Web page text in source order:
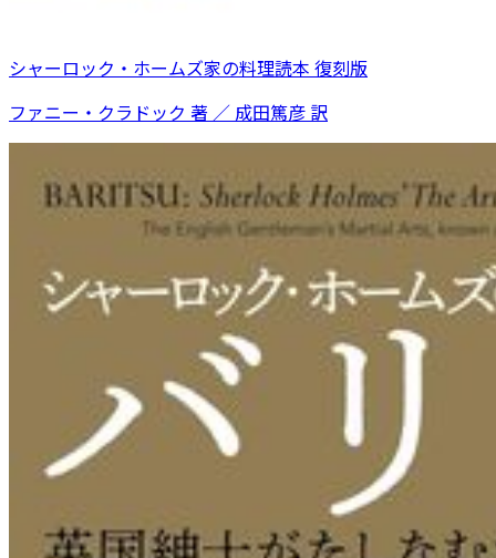
シャーロック・ホームズ家の料理読本 復刻版
ファニー・クラドック 著 ／ 成田篤彦 訳